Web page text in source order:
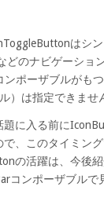
はシ
どのナビゲーショ
ポーザブルがもつ
）は指定できませ
題に入る前に
、このタイミン
の活躍は、今後
コンポーザブルで